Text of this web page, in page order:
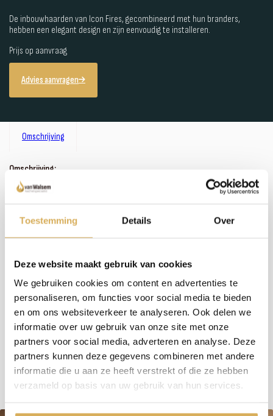
Toestemming Details Over
Deze website maakt gebruik van cookies
We gebruiken cookies om content en advertenties te
personaliseren, om functies voor social media te bieden
en om ons websiteverkeer te analyseren. Ook delen we
informatie over uw gebruik van onze site met onze
partners voor social media, adverteren en analyse. Deze
partners kunnen deze gegevens combineren met andere
informatie die u aan ze heeft verstrekt of die ze hebben
verzameld op basis van uw gebruik van hun services.
De inbouwhaarden van Icon Fires, gecombineerd met hun branders,
hebben een elegant design en zijn eenvoudig te installeren.
Prijs op aanvraag
Advies aanvragen
Omschrijving
Omschrijving:
Zoals je misschien hebt gemerkt, hebben we een uitgebreid assortiment. In plaats van
het bijhouden van omschrijvingen bij alle haarden en kachels, investeren wij liever in
te vinden. Wil je meer weten over dit product of welke haard het beste in jouw situatie
past? Bel, mail of maak een afspraak om bij ons langs te komen - we staan klaar met een
glimlach (en een kop koffie, als je wilt)!
Meer weten over onze haarden?
Neem contact op
Specificaties: